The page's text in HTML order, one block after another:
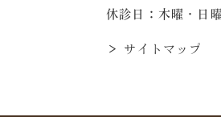
休診日：木曜・日
＞ サイトマップ